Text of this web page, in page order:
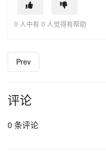
0 人中有 0 人觉得有帮助
Prev
评论
0 条评论